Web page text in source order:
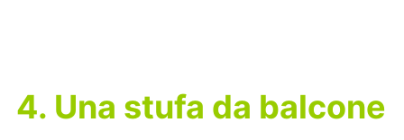
4. Una stufa da balcone